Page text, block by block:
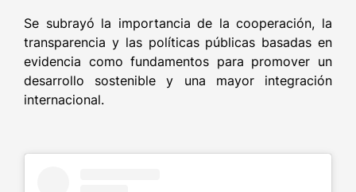
Se subrayó la importancia de la cooperación, la
transparencia y las políticas públicas basadas en
evidencia como fundamentos para promover un
desarrollo sostenible y una mayor integración
internacional.